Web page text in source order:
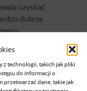
z technologii, takich jak pliki
do informacji o
przetwarzać dane, takie jak
uzyskać
dobrze
biznesie:
o